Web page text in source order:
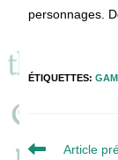
personnages.
ÉTIQUETTES:
Read
Article